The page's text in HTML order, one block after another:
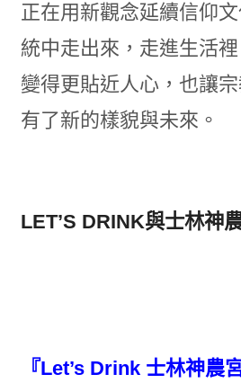
正在用新觀念延續信仰
統中走出來，走進生活
變得更貼近人心，也讓
有了新的樣貌與未來。
LET’S DRINK與士林神
『Let’s Drink 士林神農